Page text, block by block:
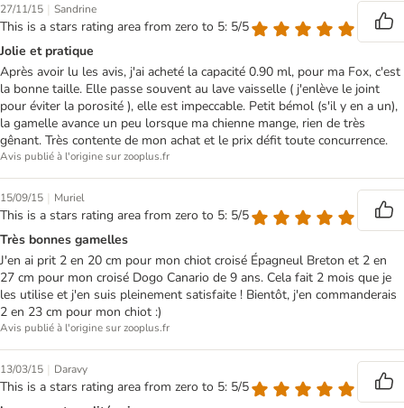
27/11/15 | Sandrine
This is a stars rating area from zero to 5: 5/5
Jolie et pratique
Après avoir lu les avis, j'ai acheté la capacité 0.90 ml, pour ma Fox, c'est
la bonne taille. Elle passe souvent au lave vaisselle ( j'enlève le joint
pour éviter la porosité ), elle est impeccable. Petit bémol (s'il y en a un),
la gamelle avance un peu lorsque ma chienne mange, rien de très
gênant. Très contente de mon achat et le prix défit toute concurrence.
Avis publié à l'origine sur zooplus.fr
15/09/15 | Muriel
This is a stars rating area from zero to 5: 5/5
Très bonnes gamelles
J'en ai prit 2 en 20 cm pour mon chiot croisé Épagneul Breton et 2 en
27 cm pour mon croisé Dogo Canario de 9 ans. Cela fait 2 mois que je
les utilise et j'en suis pleinement satisfaite ! Bientôt, j'en commanderais
2 en 23 cm pour mon chiot :)
Avis publié à l'origine sur zooplus.fr
13/03/15 | Daravy
This is a stars rating area from zero to 5: 5/5